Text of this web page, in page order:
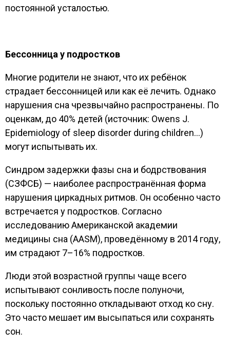
постоянной усталостью.
Бессонница у подростков
Многие родители не знают, что их ребёнок
страдает бессонницей или как её лечить. Однако
нарушения сна чрезвычайно распространены. По
оценкам, до 40% детей (источник: Owens J.
Epidemiology of sleep disorder during children…)
могут испытывать их.
Синдром задержки фазы сна и бодрствования
(СЗФСБ) — наиболее распространённая форма
нарушения циркадных ритмов. Он особенно часто
встречается у подростков. Согласно
исследованию Американской академии
медицины сна (AASM), проведённому в 2014 году,
им страдают 7–16% подростков.
Люди этой возрастной группы чаще всего
испытывают сонливость после полуночи,
поскольку постоянно откладывают отход ко сну.
Это часто мешает им высыпаться или сохранять
сон.